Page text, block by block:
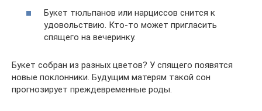
Букет тюльпанов или нарциссов снится к
удовольствию. Кто-то может пригласить
спящего на вечеринку.
Букет собран из разных цветов? У спящего появятся
новые поклонники. Будущим матерям такой сон
прогнозирует преждевременные роды.